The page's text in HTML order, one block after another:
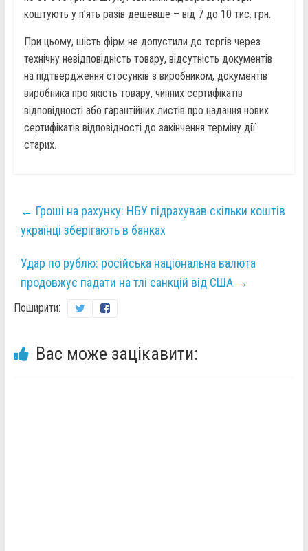
коштують у п’ять разів дешевше – від 7 до 10 тис. грн.
При цьому, шість фірм не допустили до торгів через
технічну невідповідність товару, відсутність документів
на підтвердження стосунків з виробником, документів
виробника про якість товару, чинних сертифікатів
відповідності або гарантійних листів про надання нових
сертифікатів відповідності до закінчення терміну дії
старих.
← Гроші на рахунку: НБУ підрахував скільки коштів
українці зберігають в банках
Удар по рублю: російська національна валюта
продовжує падати на тлі санкцій від США →
Поширити:
Вас може зацікавити: